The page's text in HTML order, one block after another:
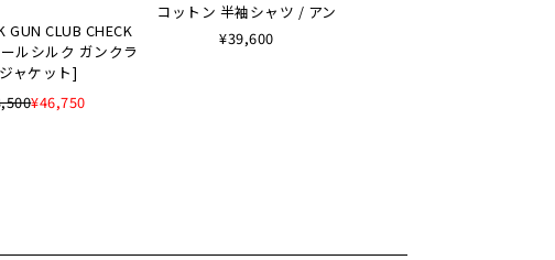
GUN CLUB CHECK
ルシルク ガンクラ
ャケット]
¥46,750
コットン 半袖シャツ / アン
¥39,600